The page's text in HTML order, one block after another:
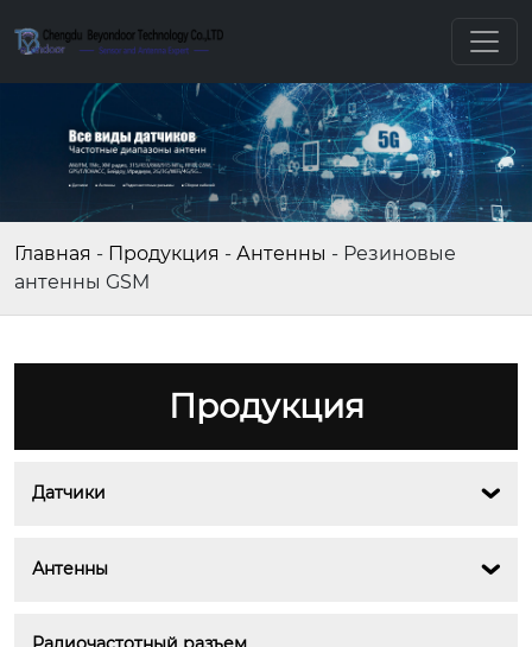
Главная - Продукция - Антенны - Резиновые
антенны GSM
Продукция
Датчики 
Антенны 